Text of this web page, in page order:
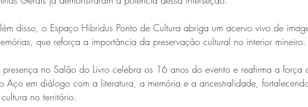
disso, o Espaço Hibridus Ponto de Cultura abriga um acervo vivo de
que reforça a importância da preservação cultural no interior mineiro.
presença no Salão do Livro celebra os 16 anos do evento e reafirma a força
Aço em diálogo com a literatura, a memória e a ancestralidade,
no território.